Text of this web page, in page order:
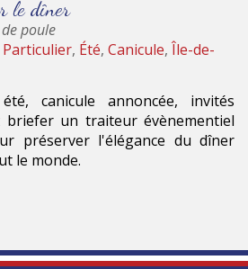
le dîner
poule
, Été, Canicule, Île-de-
canicule annoncée, invités
briefer un traiteur évènementiel
préserver l'élégance du dîner
le monde.